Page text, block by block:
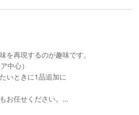
を再現するのが趣味です。
中心）
いときに1品追加に
お任せください。...